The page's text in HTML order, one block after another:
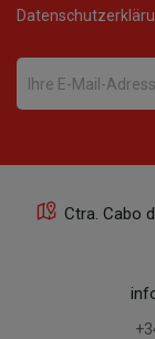
Ctra. Cabo